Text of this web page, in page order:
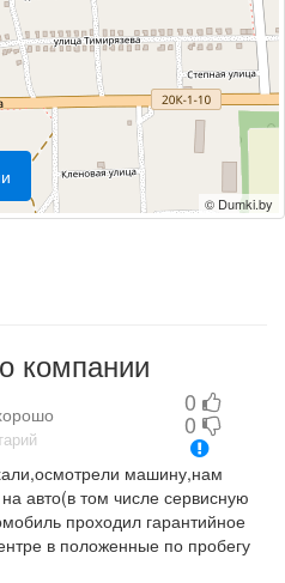
© Dumki.by
компании
0
0
машину,нам
авто(в том числе сервисную
проходил гарантийное
в положенные по пробегу
в течение получаса,т.к.